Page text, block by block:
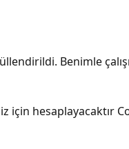
Benimle
için hesaplayacaktır